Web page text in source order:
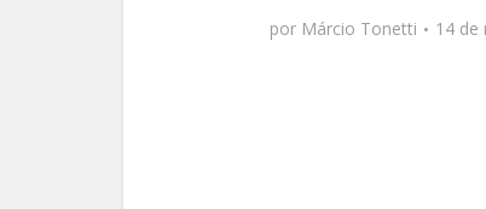
por Márcio Tonetti 14 de